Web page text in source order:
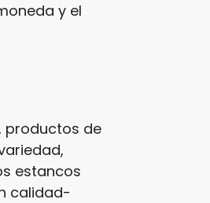
y el
productos de
estancos
calidad-